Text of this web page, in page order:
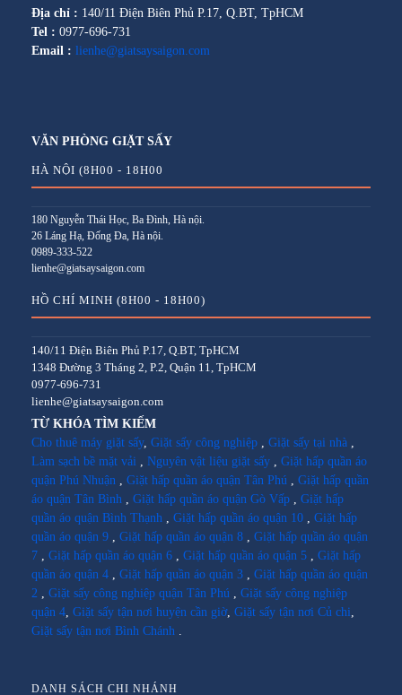
Địa chỉ : 140/11 Điện Biên Phủ P.17, Q.BT, TpHCM
Tel : 0977-696-731
Email : lienhe@giatsaysaigon.com
VĂN PHÒNG GIẶT SẤY
HÀ NỘI (8H00 - 18H00
180 Nguyễn Thái Học, Ba Đình, Hà nội.
26 Láng Hạ, Đống Đa, Hà nội.
0989-333-522
lienhe@giatsaysaigon.com
HỒ CHÍ MINH (8H00 - 18H00)
140/11 Điện Biên Phủ P.17, Q.BT, TpHCM
1348 Đường 3 Tháng 2, P.2, Quận 11, TpHCM
0977-696-731
lienhe@giatsaysaigon.com
TỪ KHÓA TÌM KIẾM
Cho thuê máy giặt sấy, Giặt sấy công nghiệp Giặt sấy tại nhà
Làm sạch bề mặt vải
Nguyên vật liệu giặt sấy
Giặt hấp quần áo
quận Phú Nhuận
Giặt hấp quần áo quận Tân Phú
Giặt hấp quần
áo quận Tân Bình
Giặt hấp quần áo quận Gò Vấp
Giặt hấp
quần áo quận Bình Thạnh
Giặt hấp quần áo quận 10
Giặt hấp
quần áo quận 9
Giặt hấp quần áo quận 8
Giặt hấp quần áo quận
7
Giặt hấp quần áo quận 6 Giặt hấp quần áo quận 5
Giặt hấp
quần áo quận 4
Giặt hấp quần áo quận 3
Giặt hấp quần áo quận
2
Giặt sấy công nghiệp quận Tân Phú
Giặt sấy công nghiệp
quận 4 Giặt sấy tận nơi huyện cần giờ, Giặt sấy tận nơi Củ chi
Giặt sấy tận nơi Bình Chánh
DANH SÁCH CHI NHÁNH